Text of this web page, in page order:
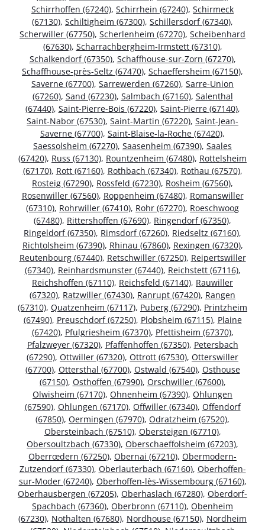
Schirrhoffen (67240), Schirrhein (67240), Schirmeck
(67130), Schiltigheim (67300), Schillersdorf (67340),
Scherwiller (67750), Scherlenheim (67270), Scheibenhard
(67630), Scharrachbergheim-Irmstett (67310),
Schalkendorf (67350), Schaffhouse-sur-Zorn (67270),
Schaffhouse-près-Seltz (67470), Schaeffersheim (67150),
Saverne (67700), Sarrewerden (67260), Sarre-Union
(67260), Sand (67230), Salmbach (67160), Salenthal
(67440), Saint-Pierre-Bois (67220), Saint-Pierre (67140),
Saint-Nabor (67530), Saint-Martin (67220), Saint-Jean-
Saverne (67700), Saint-Blaise-la-Roche (67420),
Saessolsheim (67270), Saasenheim (67390), Saales
(67420), Russ (67130), Rountzenheim (67480), Rottelsheim
(67170), Rott (67160), Rothbach (67340), Rothau (67570),
Rosteig (67290), Rossfeld (67230), Rosheim (67560),
Rosenwiller (67560), Roppenheim (67480), Romanswiller
(67310), Rohrwiller (67410), Rohr (67270), Roeschwoog
(67480), Rittershoffen (67690), Ringendorf (67350),
Ringeldorf (67350), Rimsdorf (67260), Riedseltz (67160),
Richtolsheim (67390), Rhinau (67860), Rexingen (67320),
Reutenbourg (67440), Retschwiller (67250), Reipertswiller
(67340), Reinhardsmunster (67440), Reichstett (67116),
Reichshoffen (67110), Reichsfeld (67140), Rauwiller
(67320), Ratzwiller (67430), Ranrupt (67420), Rangen
(67310), Quatzenheim (67117), Puberg (67290), Printzheim
(67490), Preuschdorf (67250), Plobsheim (67115), Plaine
(67420), Pfulgriesheim (67370), Pfettisheim (67370),
Pfalzweyer (67320), Pfaffenhoffen (67350), Petersbach
(67290), Ottwiller (67320), Ottrott (67530), Otterswiller
(67700), Ottersthal (67700), Ostwald (67540), Osthouse
(67150), Osthoffen (67990), Orschwiller (67600),
Olwisheim (67170), Ohnenheim (67390), Ohlungen
(67590), Ohlungen (67170), Offwiller (67340), Offendorf
(67850), Oermingen (67970), Odratzheim (67520),
Obersteinbach (67510), Obersteigen (67710),
Obersoultzbach (67330), Oberschaeffolsheim (67203),
Oberrœdern (67250), Obernai (67210), Obermodern-
Zutzendorf (67330), Oberlauterbach (67160), Oberhoffen-
sur-Moder (67240), Oberhoffen-lès-Wissembourg (67160),
Oberhausbergen (67205), Oberhaslach (67280), Oberdorf-
Spachbach (67360), Oberbronn (67110), Obenheim
(67230), Nothalten (67680), Nordhouse (67150), Nordheim